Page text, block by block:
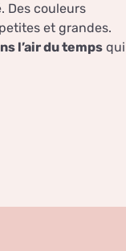
Des couleurs
et grandes.
l’air du temps qui